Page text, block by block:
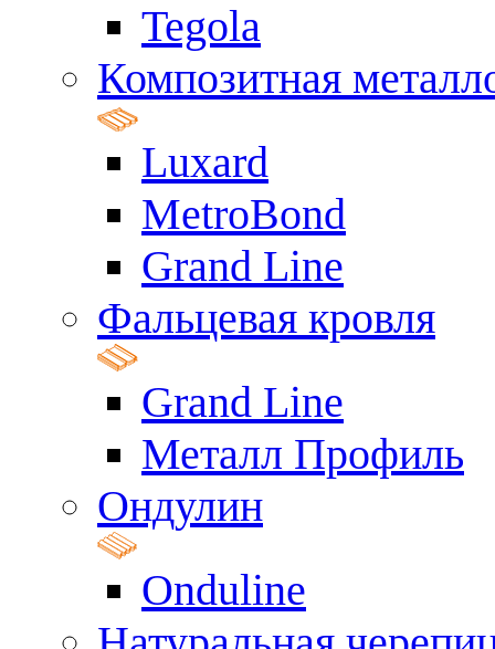
Tegola
Композитная
Luxard
MetroBond
Grand Line
Фальцевая кровля
Grand Line
Металл Профиль
Ондулин
Onduline